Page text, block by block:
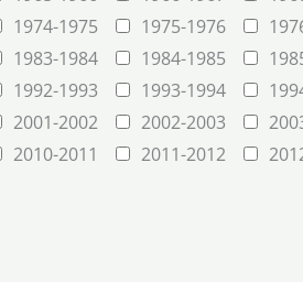
1974-1975 1975-1976
1983-1984 1984-1985
1992-1993 1993-1994
2001-2002 2002-2003
2010-2011 2011-2012